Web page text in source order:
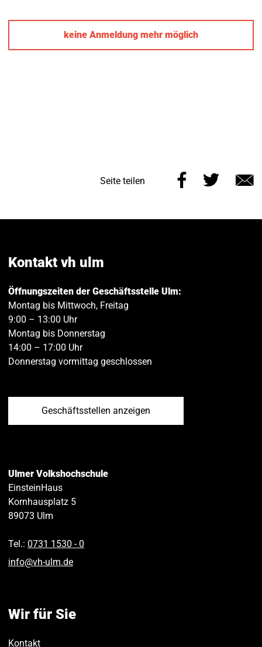
keine Anmeldung mehr möglich
Seite teilen
Diese
auf
Diese
auf
Kontakt vh ulm
Öffnungszeiten der Geschäftsstelle Ulm:
Montag bis Mittwoch, Freitag
9:00 – 13:00 Uhr
Montag bis Donnerstag
14:00 – 17:00 Uhr
Donnerstag vormittag geschlossen
Geschäftsstellen anzeigen
Ulmer Volkshochschule
EinsteinHaus
Kornhausplatz 5
89073 Ulm
Tel.: 0731 1530 ‑ 0
info@vh-ulm.de
Wir für Sie
Kontakt